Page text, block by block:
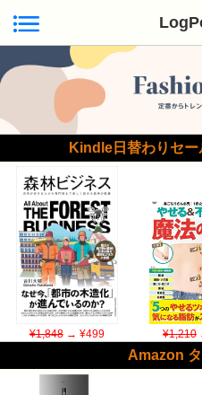
Kindle日替わりセ
¥1,848→ ¥499 ¥1,210
Amazon